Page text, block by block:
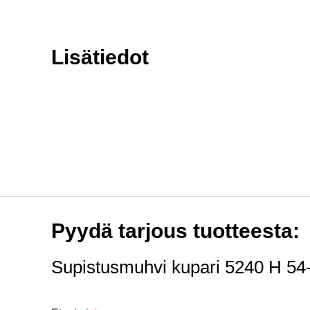
Lisätiedot
Pyydä tarjous tuotteesta:
Supistusmuhvi kupari 5240 H